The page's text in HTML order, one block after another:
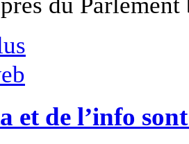
et de l’info